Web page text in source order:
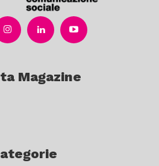
Magazine